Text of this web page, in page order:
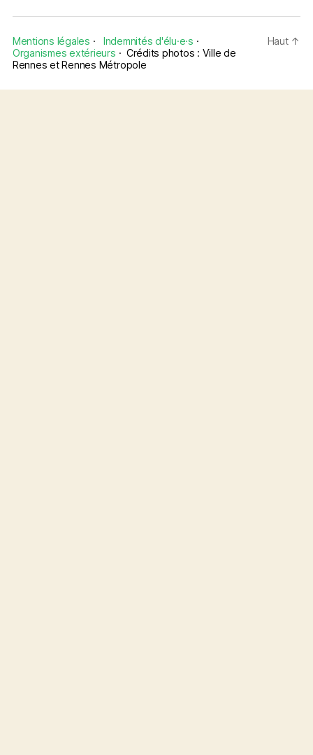
Mentions légales · Indemnités d'élu·e·s ·
Organismes extérieurs · Crédits photos : Ville de
Rennes et Rennes Métropole
Haut ↑